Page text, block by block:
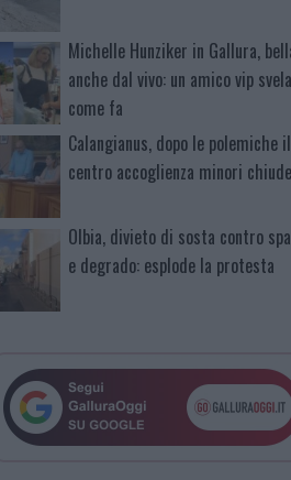
Michelle Hunziker in Gallura,
anche dal vivo: un amico vip svela
come fa
Calangianus, dopo le polemiche il
centro accoglienza minori chiude
Olbia, divieto di sosta contro
e degrado: esplode la protesta